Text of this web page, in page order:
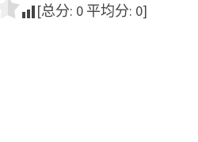
[总分: 0 平均分: 0]